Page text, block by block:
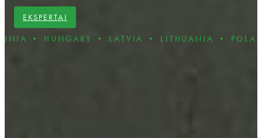
EKSPERTAI
• LATVIA • LITHUANIA • POLAND •